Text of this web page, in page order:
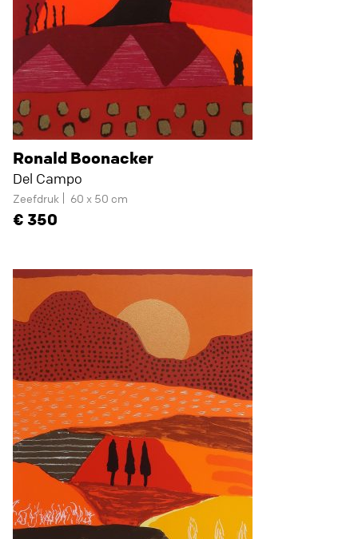
Ronald Boonacker
Del Campo
Zeefdruk 60 x 50 cm
350